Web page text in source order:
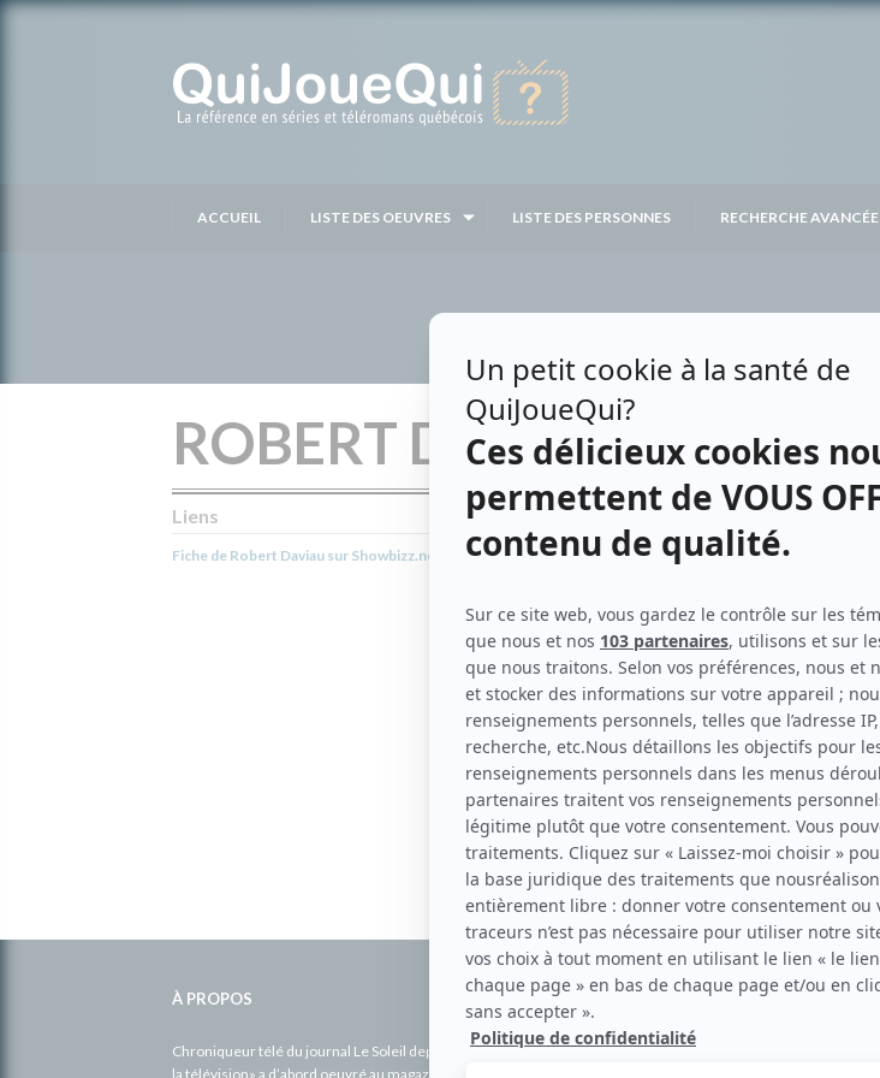
ACCUEIL LISTE DES OEUVRES LISTE DES PERSONNES RECHERCHE AVANCÉE
ROBERT DAVIAU
Liens
Fiche de Robert Daviau sur Showbizz.net
Personnages
C'est comme ça que je t'aime
Picotte)
Omertà, La loi du silence(Jean-Claude
Les grands procès: L'affaire Durand(
Les grands procès: L'abbé Delorme(
Scoop(Client snack1993
)
Marie Guyart, veuve Martin ou la
Marie de l'Incarnation(L'Indien)
À PROPOS
Chroniqueur télé du journal Le Soleil depuis 2001, Richard Therrien carbure à son petit écran. Celui qu’on
la télévision» a d’abord oeuvré au magazine TV Hebdo de 1996 à 2001. Sa spécialité: la télé québécoise. On